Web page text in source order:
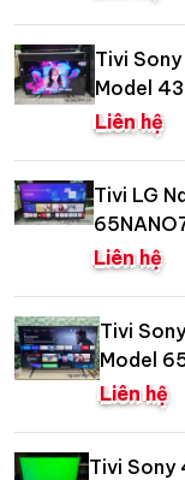
Tivi
Model
Liên hệ
Tivi LG
Liên hệ
Tivi
Model
Liên hệ
Tivi Sony